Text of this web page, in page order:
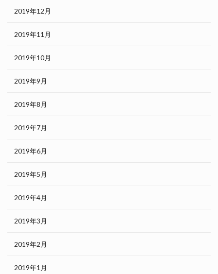
2019年12月
2019年11月
2019年10月
2019年9月
2019年8月
2019年7月
2019年6月
2019年5月
2019年4月
2019年3月
2019年2月
2019年1月